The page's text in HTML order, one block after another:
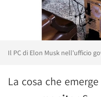
Il PC di Elon Musk nell'ufficio
La cosa che